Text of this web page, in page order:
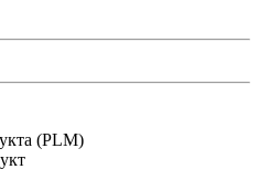
(PLM)